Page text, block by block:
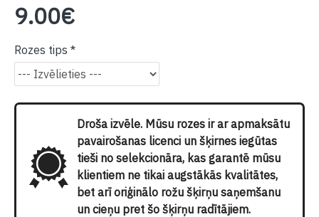
9.00€
Rozes tips
Droša izvēle. Mūsu rozes ir ar apmaksātu
pavairošanas licenci un šķirnes iegūtas
tieši no selekcionāra, kas garantē mūsu
klientiem ne tikai augstākās kvalitātes,
bet arī oriģinālo rožu šķirņu saņemšanu
un cieņu pret šo šķirņu radītājiem.